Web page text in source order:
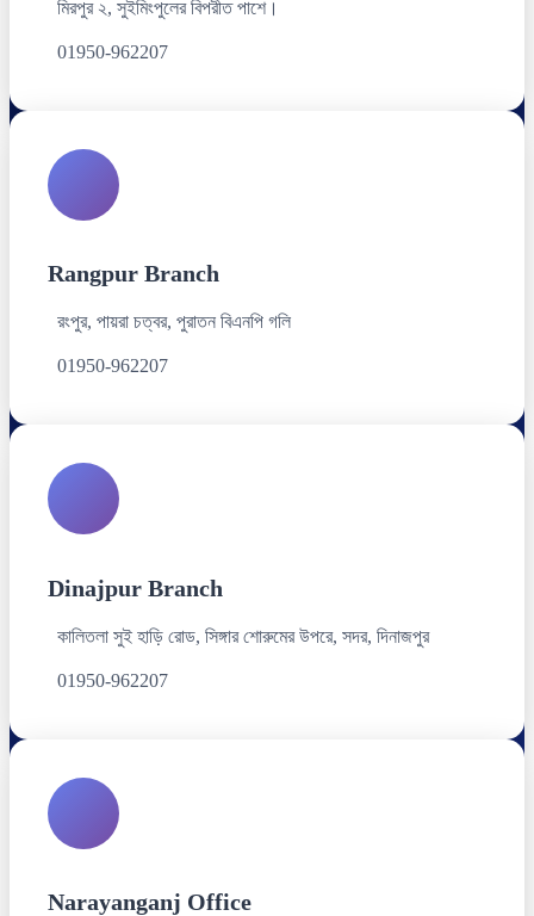
মিরপুর ২, সুইমিংপুলের বিপরীত পাশে।
01950-962207
Rangpur Branch
রংপুর, পায়রা চত্বর, পুরাতন বিএনপি গলি
01950-962207
Dinajpur Branch
কালিতলা সুই হাড়ি রোড, সিঙ্গার শোরুমের উপরে, সদর, দিনাজপুর
01950-962207
Narayanganj Office